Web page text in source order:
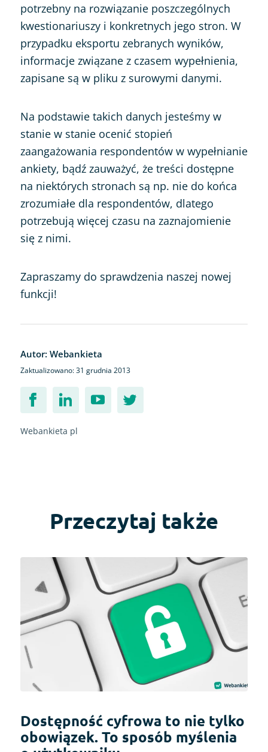
potrzebny na rozwiązanie poszczególnych
kwestionariuszy i konkretnych jego stron. W
przypadku eksportu zebranych wyników,
informacje związane z czasem wypełnienia,
zapisane są w pliku z surowymi danymi.
Na podstawie takich danych jesteśmy w
stanie w stanie ocenić stopień
zaangażowania respondentów w wypełnianie
ankiety, bądź zauważyć, że treści dostępne
na niektórych stronach są np. nie do końca
zrozumiałe dla respondentów, dlatego
potrzebują więcej czasu na zaznajomienie
się z nimi.
Zapraszamy do sprawdzenia naszej nowej
funkcji!
Autor: Webankieta
Zaktualizowano: 31 grudnia 2013
Webankieta pl
Przeczytaj także
Dostępność cyfrowa to nie tylko
obowiązek. To sposób myślenia